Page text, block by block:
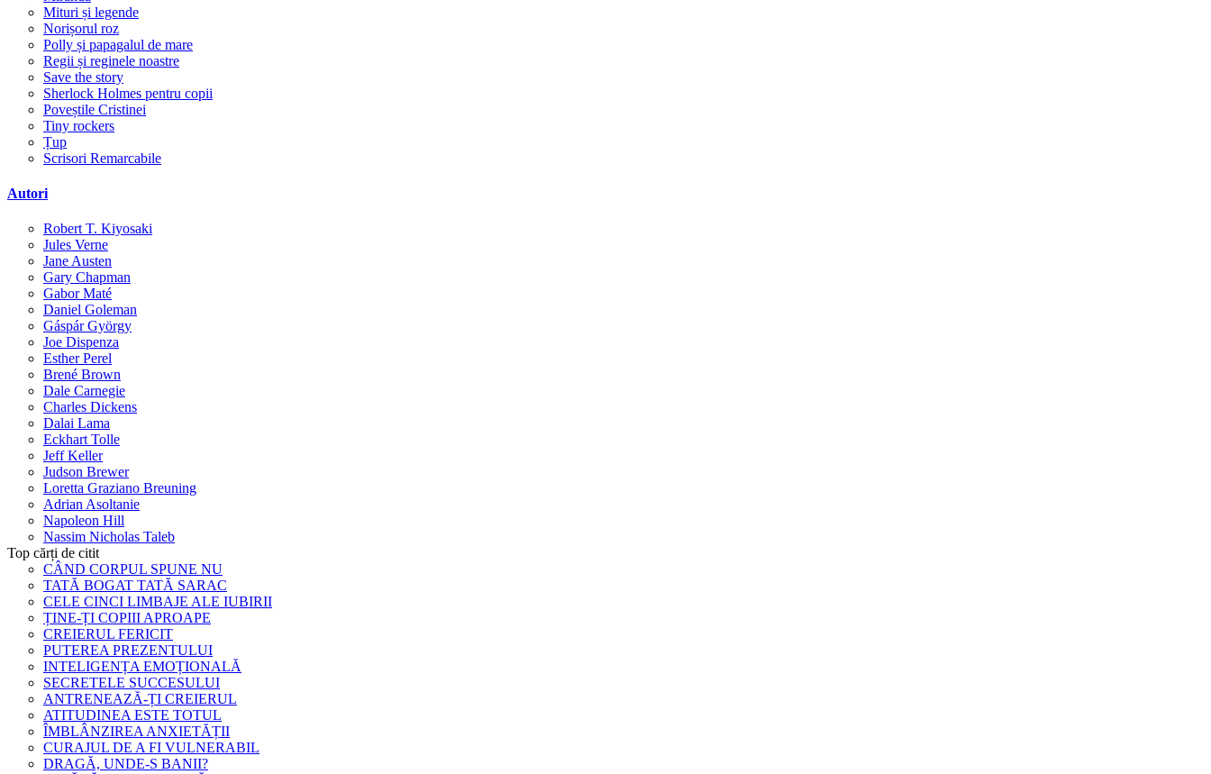
Mituri și legende
Norișorul roz
Polly și papagalul de mare
Regii și reginele noastre
Save the story
Sherlock Holmes pentru copii
Poveștile Cristinei
Tiny rockers
Țup
Scrisori Remarcabile
Autori
Robert T. Kiyosaki
Jules Verne
Jane Austen
Gary Chapman
Gabor Maté
Daniel Goleman
Gáspár György
Joe Dispenza
Esther Perel
Brené Brown
Dale Carnegie
Charles Dickens
Dalai Lama
Eckhart Tolle
Jeff Keller
Judson Brewer
Loretta Graziano Breuning
Adrian Asoltanie
Napoleon Hill
Nassim Nicholas Taleb
Top cărți de citit
CÂND CORPUL SPUNE NU
TATĂ BOGAT TATĂ SARAC
CELE CINCI LIMBAJE ALE IUBIRII
ȚINE-ȚI COPIII APROAPE
CREIERUL FERICIT
PUTEREA PREZENTULUI
INTELIGENȚA EMOȚIONALĂ
SECRETELE SUCCESULUI
ANTRENEAZĂ-ȚI CREIERUL
ATITUDINEA ESTE TOTUL
ÎMBLÂNZIREA ANXIETĂȚII
CURAJUL DE A FI VULNERABIL
DRAGĂ, UNDE-S BANII?